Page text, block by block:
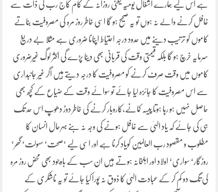
ہے اس لیے ہمارے اشغال یومیہ یعنی روزانہ کے کام کاج رب کی ذات سے
غافل کرنے والے نہ ہوں تو یہ صحیح ہو گا اسی خاطر روز مرہ کی مصروفیت بناتے
کاموں کو ترتیب دینے میں حدود درجہ احتیاط اپنانا ضروری ہے مثلا بے دریغ
سرمایہ خرچ ہو گا بلکہ قیمتی وقت کی قربانی بھی دینا پڑے گی اکثر لوگ غیرضروری
کاموں میں وقت صرف کرنے کو مصروفیت کا درجہ دیتے ہیں اگر غیر جانبداری
سے اس مصروفیت کا جائزہ لیا جائے تو سوائے وقت کے ضیاع کے کچھ بھی
حاصل نہیں ہو رہا ہوتا پیسہ کمانے،کاروبار کرنے کی خاطر دوڑ دھوپ اس حد تک
ہی کی جائے کہ یاد الہیٰ سے غافل ہونے کی وجہ نہ بنے بہرحال انسان کا
مطلوب و مقصود رب العالمین کویاد کرنا ہے اور اسی لیے ‘صحت‘ سہولت‘ گھر‘
روزگار‘ سواری‘ اولاد اور اہلخانہ ہوتے ہیں ان سب کے باوجود بھی محض روز مرہ
کی تگ دو کم کر کے عبادت الہیٰ کا ذوق نہ پورا کیا جائے تو یہ ناشکری کے